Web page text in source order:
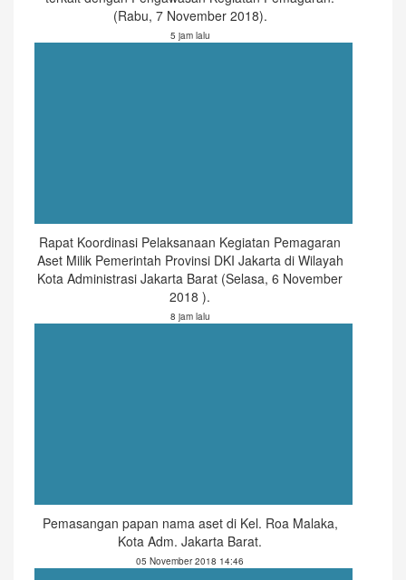
(Rabu, 7 November 2018).
5 jam lalu
Rapat Koordinasi Pelaksanaan Kegiatan Pemagaran
Aset Milik Pemerintah Provinsi DKI Jakarta di Wilayah
Kota Administrasi Jakarta Barat (Selasa, 6 November
2018 ).
8 jam lalu
Pemasangan papan nama aset di Kel. Roa Malaka,
Kota Adm. Jakarta Barat.
05 November 2018 14:46